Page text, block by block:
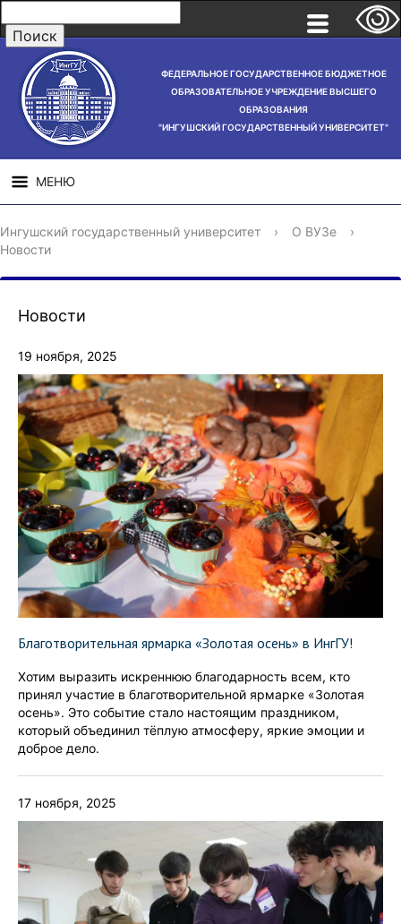
ФЕДЕРАЛЬНОЕ ГОСУДАРСТВЕННОЕ БЮДЖЕТНОЕ
ОБРАЗОВАТЕЛЬНОЕ УЧРЕЖДЕНИЕ ВЫСШЕГО
ОБРАЗОВАНИЯ
"ИНГУШСКИЙ ГОСУДАРСТВЕННЫЙ УНИВЕРСИТЕТ"
МЕНЮ
СВЕДЕНИЯ ОБ
ОБРАЗОВАТЕЛЬНОЙ
НАУЧНАЯ
ДЕЯТЕЛЬНОСТЬ
Ингушский государственный университет › О ВУЗе
›
Новости
Новости
19 ноября, 2025
Благотворительная ярмарка «Золотая осень» в ИнгГУ!
Хотим выразить искреннюю благодарность всем, кто
принял участие в благотворительной ярмарке «Золотая
осень». Это событие стало настоящим праздником,
который объединил тёплую атмосферу, яркие эмоции и
доброе дело.
17 ноября, 2025